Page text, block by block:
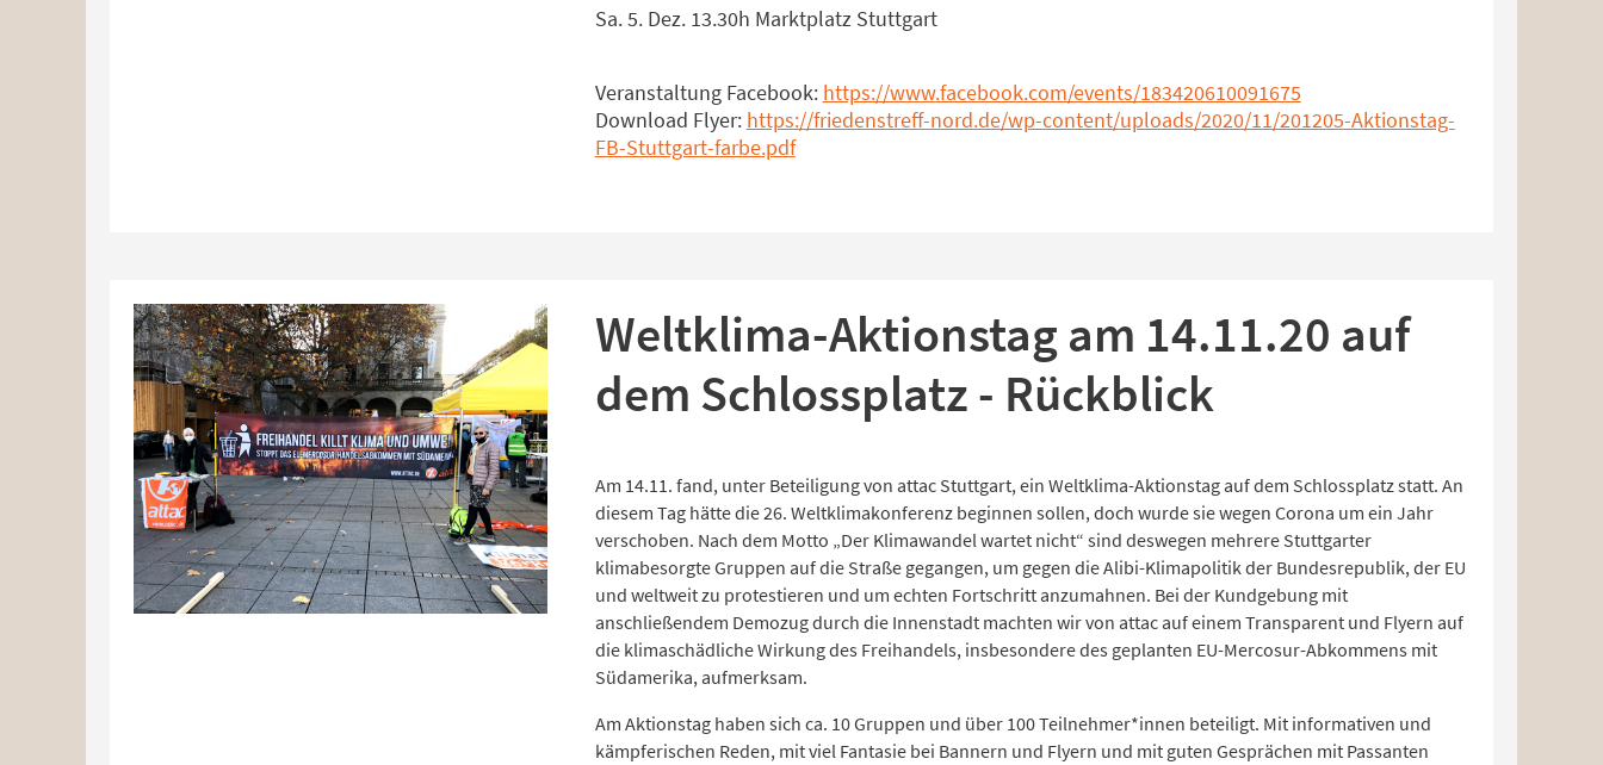
Sa. 5. Dez. 13.30h Marktplatz Stuttgart
Veranstaltung Facebook: https://www.facebook.com/events/183420610091675
Download Flyer: https://friedenstreff-nord.de/wp-content/uploads/2020/11/201205-Aktionstag-
FB-Stuttgart-farbe.pdf
Weltklima-Aktionstag am 14.11.20 auf
dem Schlossplatz - Rückblick
Am 14.11. fand, unter Beteiligung von attac Stuttgart, ein Weltklima-Aktionstag auf dem Schlossplatz statt. An
diesem Tag hätte die 26. Weltklimakonferenz beginnen sollen, doch wurde sie wegen Corona um ein Jahr
verschoben. Nach dem Motto „Der Klimawandel wartet nicht“ sind deswegen mehrere Stuttgarter
klimabesorgte Gruppen auf die Straße gegangen, um gegen die Alibi-Klimapolitik der Bundesrepublik, der EU
und weltweit zu protestieren und um echten Fortschritt anzumahnen. Bei der Kundgebung mit
anschließendem Demozug durch die Innenstadt machten wir von attac auf einem Transparent und Flyern auf
die klimaschädliche Wirkung des Freihandels, insbesondere des geplanten EU-Mercosur-Abkommens mit
Südamerika, aufmerksam.
Am Aktionstag haben sich ca. 10 Gruppen und über 100 Teilnehmer*innen beteiligt. Mit informativen und
kämpferischen Reden, mit viel Fantasie bei Bannern und Flyern und mit guten Gesprächen mit Passanten